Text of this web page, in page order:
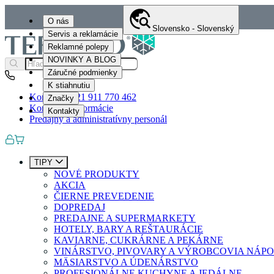
O nás
Servis a reklamácie
Reklamné polepy
NOVINKY A BLOG
Záručné podmienky
K stiahnutiu
Značky
Kontakty
Slovensko - Slovenský
Kontakty+421 911 770 462
Kontaktné informácie
Predajný a administratívny personál
TIPY
NOVÉ PRODUKTY
AKCIA
ČIERNE PREVEDENIE
DOPREDAJ
PREDAJNE A SUPERMARKETY
HOTELY, BARY A REŠTAURÁCIE
KAVIARNE, CUKRÁRNE A PEKÁRNE
VINÁRSTVO, PIVOVARY A VÝROBCOVIA
MÄSIARSTVO A ÚDENÁRSTVO